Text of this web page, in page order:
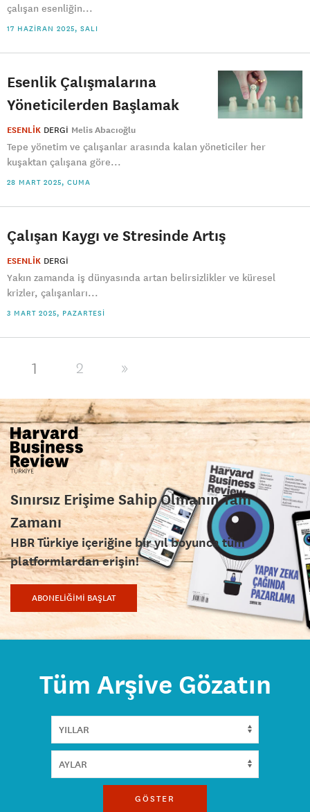
çalışan esenliğin...
17 HAZIRAN 2025, SALI
Esenlik Çalışmalarına
Yöneticilerden Başlamak
ESENLİK DERGI Melis Abacıoğlu
Tepe yönetim ve çalışanlar arasında kalan yöneticiler her
kuşaktan çalışana göre...
28 MART 2025, CUMA
Çalışan Kaygı ve Stresinde Artış
ESENLİK DERGI
Yakın zamanda iş dünyasında artan belirsizlikler ve küresel
krizler, çalışanları...
3 MART 2025, PAZARTESI
1 2 »
Sınırsız Erişime Sahip Olmanın Tam
Zamanı
HBR Türkiye içeriğine bir yıl boyunca tüm
platformlardan erişin!
ABONELİĞİMİ BAŞLAT
Tüm Arşive Gözatın
GÖSTER